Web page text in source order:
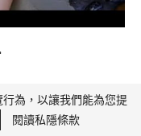
為，以讓我們能為您提
閱讀私隱條款